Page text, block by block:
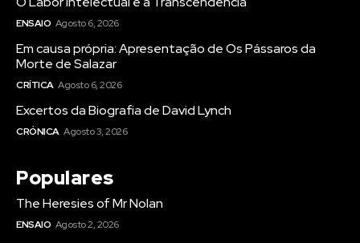
ENSAIO Agosto 6, 2026
Em causa própria: Apresentação de Os Pássaros da
Morte de Salazar
CRÍTICA Agosto 6, 2026
Excertos da Biografia de David Lynch
CRÓNICA Agosto 3, 2026
Populares
The Heresies of Mr Nolan
ENSAIO Agosto 2, 2026